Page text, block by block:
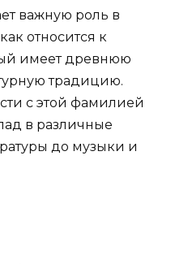
важную роль в
относится к
имеет древнюю
традицию.
с этой фамилией
в различные
до музыки и